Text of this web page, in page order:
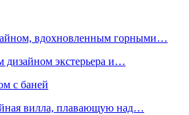
вдохновленным горными…
экстерьера и…
с баней
вилла, плавающую над…